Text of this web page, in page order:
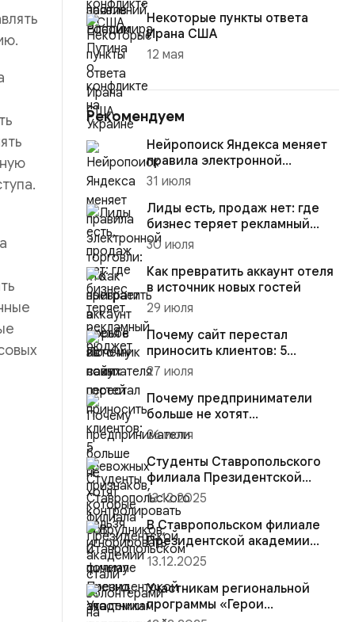
Некоторые пункты ответа
Ирана США
12 мая
Рекомендуем
Нейропоиск Яндекса меняет
правила электронной
торговли: кто выиграет в
31 июля
Лиды есть, продаж нет: где
бизнес теряет рекламный
бюджет
30 июля
Как превратить аккаунт отеля
в источник новых гостей
29 июля
Почему сайт перестал
приносить клиентов: 5
тревожных признаков,
27 июля
Почему предприниматели
больше не хотят
контролировать сотрудников,
26 июля
Студенты Ставропольского
филиала Президентской
академии стали волонтёрами
на...
13.12.2025
В Ставропольском филиале
Президентской академии
участники региональной
13.12.2025
Участникам региональной
программы «Герои